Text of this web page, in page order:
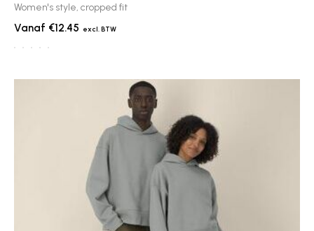
Women's style, cropped fit
€12.45